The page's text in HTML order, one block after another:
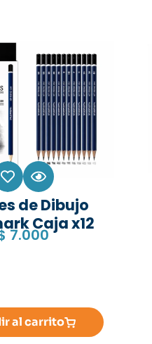
de Dibujo
Caja x12
7.000
al carrito